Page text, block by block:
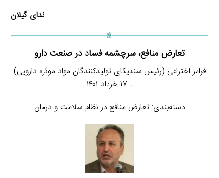
ندای گیلان
تعارض منافع، سرچشمه فساد در صنعت دارو
فرامز اختراعی (رئیس سندیکای تولیدکنندگان مواد موثره دارویی)
ـ ۱۷ خرداد ۱۴۰۱
دسته‌بندی: تعارض منافع در نظام سلامت و درمان